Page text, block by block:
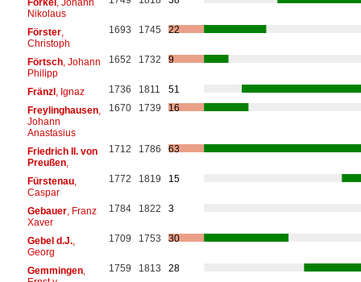
Nikolaus
Förster,
Christoph
1693 1745 22
Förtsch, Johann
Philipp
1652 1732 9
Fränzl, Ignaz 1736 1811
51
Freylinghausen,
Johann
Anastasius
1670 1739 16
Friedrich II. von
Preußen,
1712 1786 63
Fürstenau,
Caspar
1772 1819 15
Gebauer, Franz
Xaver
1784 1822 3
Gebel d.J.,
Georg
1709 1753 30
Gemmingen,
1759 1813 28